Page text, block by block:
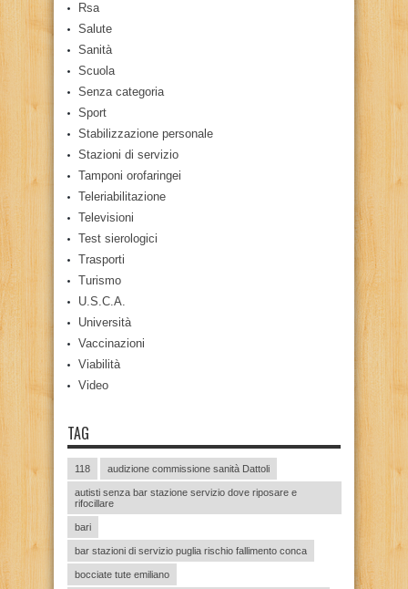
Rsa
Salute
Sanità
Scuola
Senza categoria
Sport
Stabilizzazione personale
Stazioni di servizio
Tamponi orofaringei
Teleriabilitazione
Televisioni
Test sierologici
Trasporti
Turismo
U.S.C.A.
Università
Vaccinazioni
Viabilità
Video
TAG
118 audizione commissione sanità Dattoli
autisti senza bar stazione servizio dove riposare e
rifocillare
bari
bar stazioni di servizio puglia rischio fallimento conca
bocciate tute emiliano